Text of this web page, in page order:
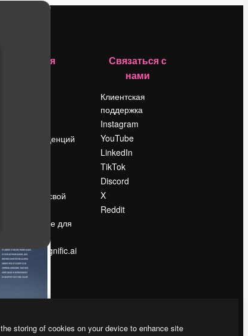
Компания
Поиск тенденций
Продайте свой
Помещение для
Ищете magnific.ai
Связаться с
нами
Клиентская
поддержка
Instagram
YouTube
LinkedIn
TikTok
Discord
X
Reddit
storing of cookies on your device to enhance site